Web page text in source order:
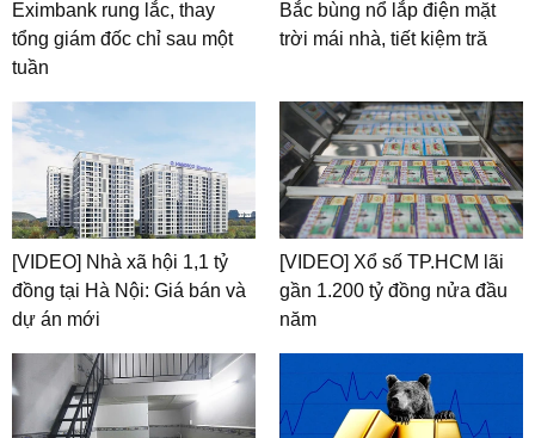
Eximbank rung lắc, thay
tổng giám đốc chỉ sau một
tuần
Bắc bùng nổ lắp điện mặt
trời mái nhà, tiết kiệm tră
[VIDEO] Nhà xã hội 1,1 tỷ
đồng tại Hà Nội: Giá bán và
dự án mới
[VIDEO] Xổ số TP.HCM lãi
gần 1.200 tỷ đồng nửa đầu
năm